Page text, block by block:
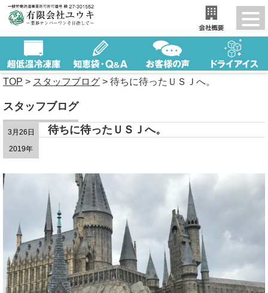
TOP > スタッフブログ > 待ちに待ったＵＳＪへ。
スタッフブログ
3月26日
2019年
待ちに待ったＵＳＪへ。